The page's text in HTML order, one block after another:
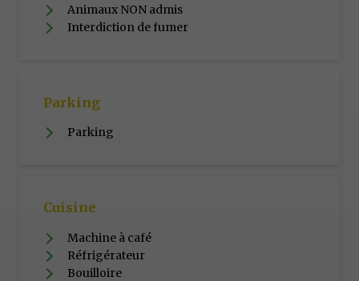
Animaux NON admis
Interdiction de fumer
Parking
Parking
Cuisine
Machine à café
Réfrigérateur
Bouilloire